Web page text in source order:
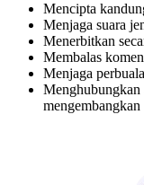
Mencipta
Menjaga suara
Menerbitkan
Membalas
Menjaga
Menghubungkan
mengembangkan